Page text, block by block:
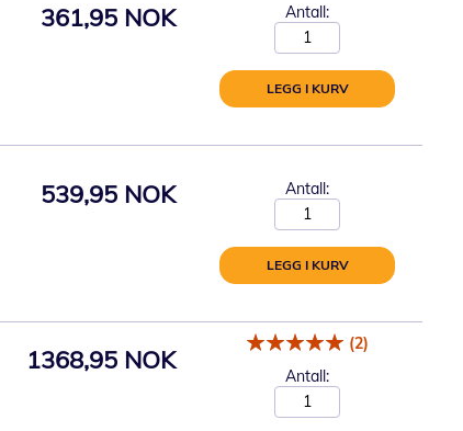
361,95 NOK Antall:
LEGG I KURV
539,95 NOK Antall:
LEGG I KURV
1368,95 NOK
(2)
Antall: